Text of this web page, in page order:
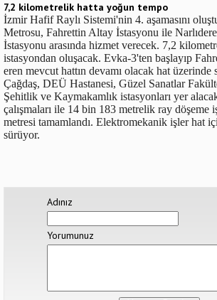
7,2 kilometrelik hatta yoğun tempo
İzmir Hafif Raylı Sistemi'nin 4. aşamasını
Metrosu, Fahrettin Altay İstasyonu ile
İstasyonu arasında hizmet verecek. 7,2
istasyondan oluşacak. Evka-3'ten başlayıp
eren mevcut hattın devamı olacak hat üzerinde
Çağdaş, DEÜ Hastanesi, Güzel Sanatlar
Şehitlik ve Kaymakamlık istasyonları yer
çalışmaları ile 14 bin 183 metrelik ray döşeme
metresi tamamlandı. Elektromekanik işler hat
sürüyor.
Adınız
Yorumunuz